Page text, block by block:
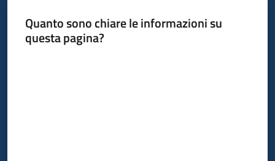
Quanto sono chiare le informazioni su
questa pagina?